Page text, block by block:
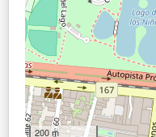
200 m